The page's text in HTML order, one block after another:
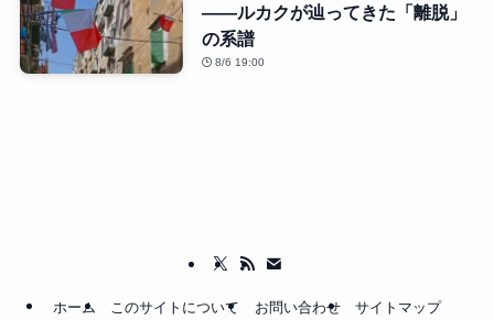
――ルカクが辿ってきた「離脱」
の系譜
8/6 19:00
ホーム このサイトについて お問い合わせ サイトマップ